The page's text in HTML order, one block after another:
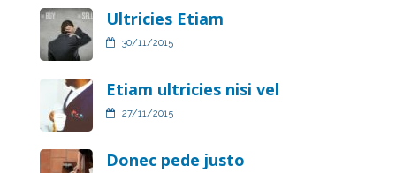
Ultricies Etiam
30/11/2015
Etiam ultricies nisi vel
27/11/2015
Donec pede justo